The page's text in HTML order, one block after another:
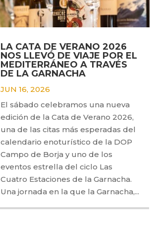
LA CATA DE VERANO 2026
NOS LLEVÓ DE VIAJE POR EL
MEDITERRÁNEO A TRAVÉS
DE LA GARNACHA
JUN 16, 2026
El sábado celebramos una nueva
edición de la Cata de Verano 2026,
una de las citas más esperadas del
calendario enoturístico de la DOP
Campo de Borja y uno de los
eventos estrella del ciclo Las
Cuatro Estaciones de la Garnacha.
Una jornada en la que la Garnacha,...